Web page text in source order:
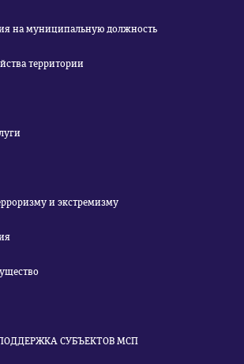
на муниципальную должность
территории
и экстремизму
СУБЪЕКТОВ МСП